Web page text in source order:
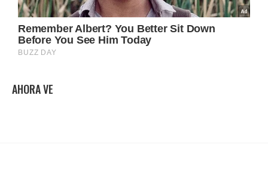
AHORA VE